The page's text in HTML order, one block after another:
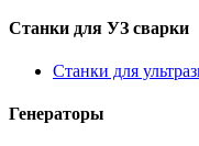
Станки для УЗ сварки
Станки для
Генераторы